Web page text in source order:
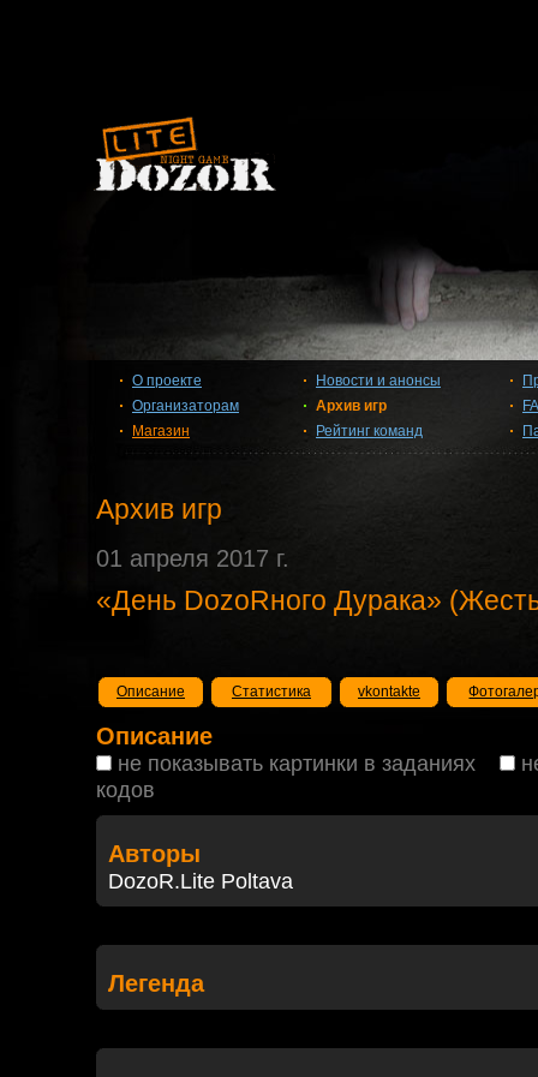
О проекте
Организаторам
Магазин
Новости и анонсы
Архив игр
Рейтинг команд
Архив игр
01 апреля 2017 г.
«День DozoRного Дурака»
Описание Статистика vkontakte
Описание
не показывать картинки в заданиях
кодов
Авторы
DozoR.Lite Poltava
Легенда